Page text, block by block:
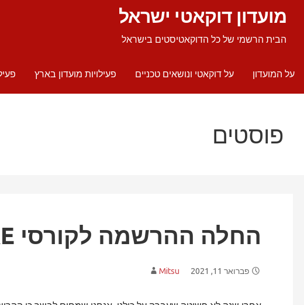
מועדון דוקאטי ישראל
הבית הרשמי של כל הדוקאטיסטים בישראל
על המועדון על דוקאטי ונושאים טכניים פעילויות מועדון בארץ
פוסטים
החלה ההרשמה לקורסי DRE לשנת 2021
פברואר 11, 2021 Mitsu